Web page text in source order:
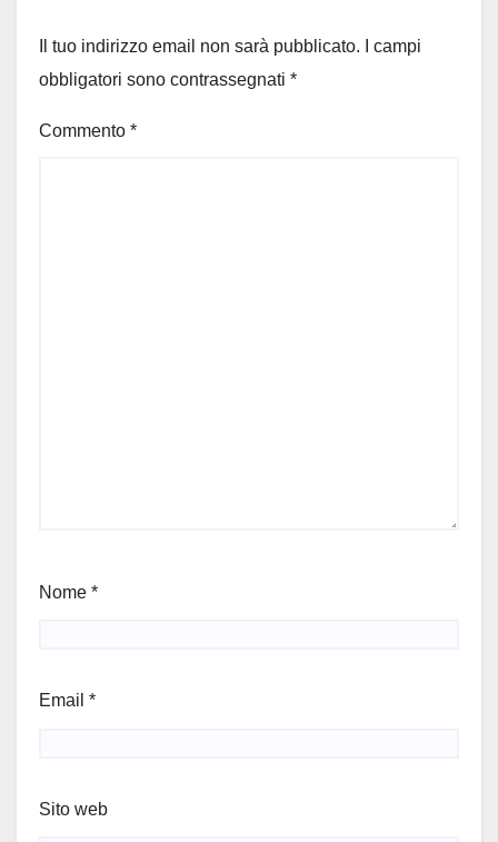
Il tuo indirizzo email non sarà pubblicato.
I campi
obbligatori sono contrassegnati *
Commento *
Nome *
Email *
Sito web